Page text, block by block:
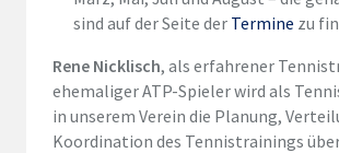
sind auf der Seite der Termine zu
Rene Nicklisch, als erfahrener
ehemaliger ATP-Spieler wird als
in unserem Verein die Planung,
Koordination des Tennistrainings